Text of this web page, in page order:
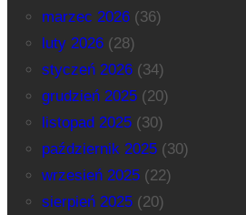
marzec 2026(36)
luty 2026(28)
styczeń 2026(34)
grudzień 2025(20)
listopad 2025(30)
październik 2025(30)
wrzesień 2025(22)
sierpień 2025(20)